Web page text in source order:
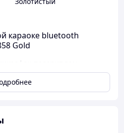
караоке bluetooth
Gold
подарит вам
друзей в любой
и динамик в одном корпусе.
мп3-плеер или караоке-
подарит вам